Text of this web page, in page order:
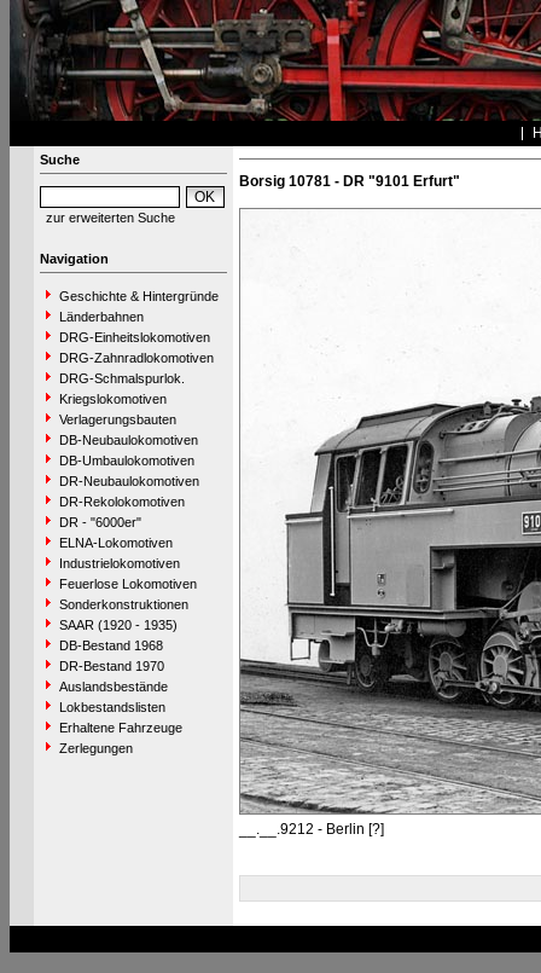
Suche
zur erweiterten Suche
Navigation
Geschichte & Hintergründe
Länderbahnen
DRG-Einheitslokomotiven
DRG-Zahnradlokomotiven
DRG-Schmalspurlok.
Kriegslokomotiven
Verlagerungsbauten
DB-Neubaulokomotiven
DB-Umbaulokomotiven
DR-Neubaulokomotiven
DR-Rekolokomotiven
DR - "6000er"
ELNA-Lokomotiven
Industrielokomotiven
Feuerlose Lokomotiven
Sonderkonstruktionen
SAAR (1920 - 1935)
DB-Bestand 1968
DR-Bestand 1970
Auslandsbestände
Lokbestandslisten
Erhaltene Fahrzeuge
Zerlegungen
Borsig 10781 - DR "9101 Erfurt"
__.__.9212 - Berlin [?]